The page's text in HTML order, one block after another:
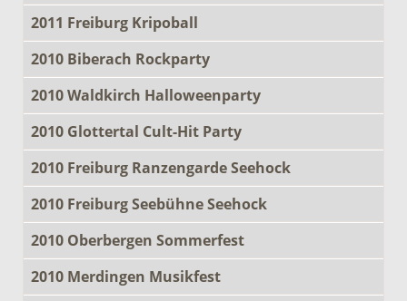
2011 Freiburg Kripoball
2010 Biberach Rockparty
2010 Waldkirch Halloweenparty
2010 Glottertal Cult-Hit Party
2010 Freiburg Ranzengarde Seehock
2010 Freiburg Seebühne Seehock
2010 Oberbergen Sommerfest
2010 Merdingen Musikfest